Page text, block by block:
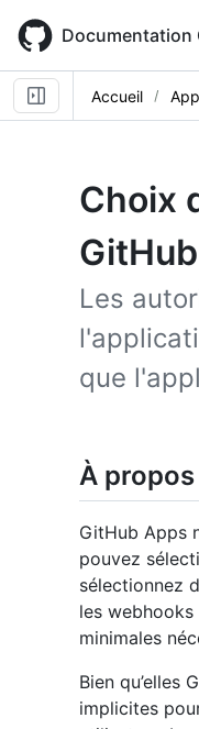
main
content
Documentation
Accueil
Choix
GitHub
Les
que
À
GitHub Apps
pouvez
sélectionnez
les webhooks
minimales
Bien qu’elles
implicites